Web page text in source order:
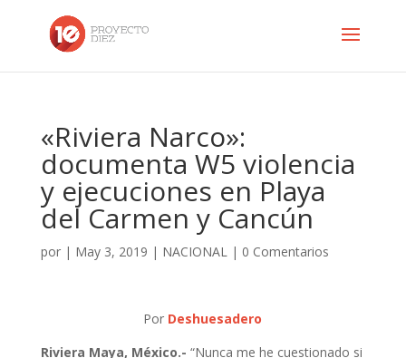
«Riviera Narco»:
documenta W5 violencia
y ejecuciones en Playa
del Carmen y Cancún
por | May 3, 2019 | NACIONAL| 0 Comentarios
Por Deshuesadero
Riviera Maya, México.- “Nunca me he cuestionado si